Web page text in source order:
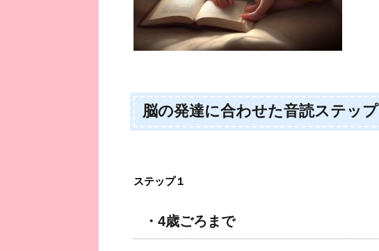
脳の発達に合わせた音読ステップ
ステップ１
・4歳ごろまで